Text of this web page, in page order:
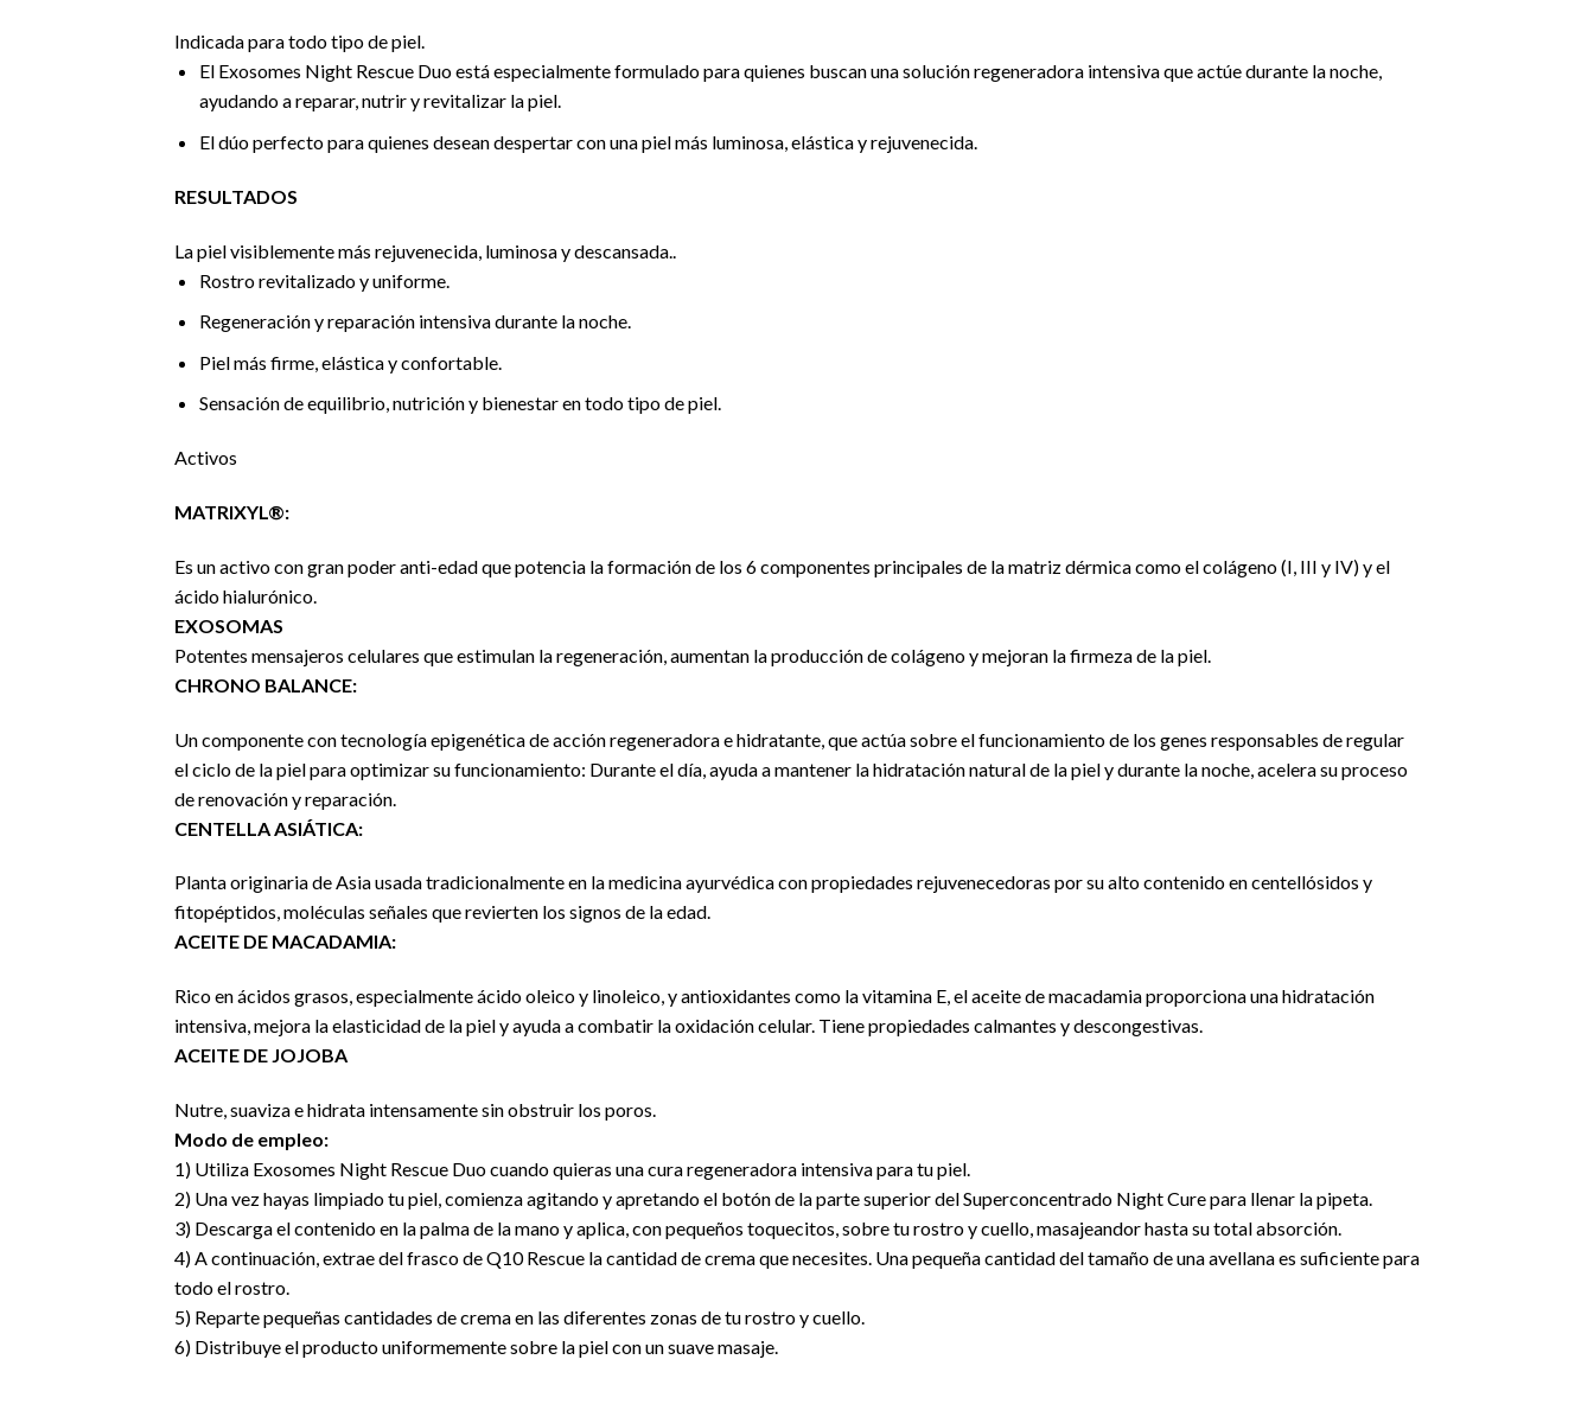
Indicada para todo tipo de piel.
El Exosomes Night Rescue Duo está especialmente formulado para quienes buscan una solución regeneradora intensiva que actúe durante la noche,
ayudando a reparar, nutrir y revitalizar la piel.
El dúo perfecto para quienes desean despertar con una piel más luminosa, elástica y rejuvenecida.
RESULTADOS
La piel visiblemente más rejuvenecida, luminosa y descansada..
Rostro revitalizado y uniforme.
Regeneración y reparación intensiva durante la noche.
Piel más firme, elástica y confortable.
Sensación de equilibrio, nutrición y bienestar en todo tipo de piel.
Activos
MATRIXYL®:
Es un activo con gran poder anti-edad que potencia la formación de los 6 componentes principales de la matriz dérmica como el colágeno (I, III y IV) y el
ácido hialurónico.
EXOSOMAS
Potentes mensajeros celulares que estimulan la regeneración, aumentan la producción de colágeno y mejoran la firmeza de la piel.
CHRONO BALANCE:
Un componente con tecnología epigenética de acción regeneradora e hidratante, que actúa sobre el funcionamiento de los genes responsables de regular
el ciclo de la piel para optimizar su funcionamiento: Durante el día, ayuda a mantener la hidratación natural de la piel y durante la noche, acelera su proceso
de renovación y reparación.
CENTELLA ASIÁTICA:
Planta originaria de Asia usada tradicionalmente en la medicina ayurvédica con propiedades rejuvenecedoras por su alto contenido en centellósidos y
fitopéptidos, moléculas señales que revierten los signos de la edad.
ACEITE DE MACADAMIA:
Rico en ácidos grasos, especialmente ácido oleico y linoleico, y antioxidantes como la vitamina E, el aceite de macadamia proporciona una hidratación
intensiva, mejora la elasticidad de la piel y ayuda a combatir la oxidación celular. Tiene propiedades calmantes y descongestivas.
ACEITE DE JOJOBA
Nutre, suaviza e hidrata intensamente sin obstruir los poros.
Modo de empleo:
1) Utiliza Exosomes Night Rescue Duo cuando quieras una cura regeneradora intensiva para tu piel.
2) Una vez hayas limpiado tu piel, comienza agitando y apretando el botón de la parte superior del Superconcentrado Night Cure para llenar la pipeta.
3) Descarga el contenido en la palma de la mano y aplica, con pequeños toquecitos, sobre tu rostro y cuello, masajeandor hasta su total absorción.
4) A continuación, extrae del frasco de Q10 Rescue la cantidad de crema que necesites. Una pequeña cantidad del tamaño de una avellana es suficiente para
todo el rostro.
5) Reparte pequeñas cantidades de crema en las diferentes zonas de tu rostro y cuello.
6) Distribuye el producto uniformemente sobre la piel con un suave masaje.